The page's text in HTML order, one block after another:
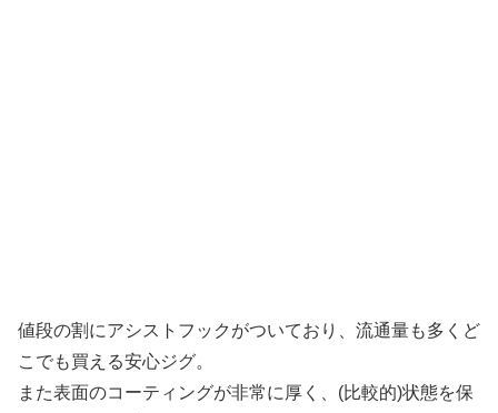
値段の割にアシストフックがついており、流通量も多くど
こでも買える安心ジグ。
また表面のコーティングが非常に厚く、(比較的)状態を保